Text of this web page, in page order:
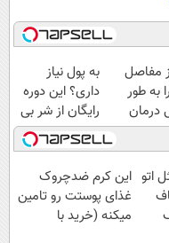
مفاصل
به طور
درمان
به پول نیاز
داری؟ این دوره
رایگان از شر بی
پولی خلاصت
میکنه
اتو این کرم ضدچروک
غذای پوستت رو تامین
میکنه (خرید با